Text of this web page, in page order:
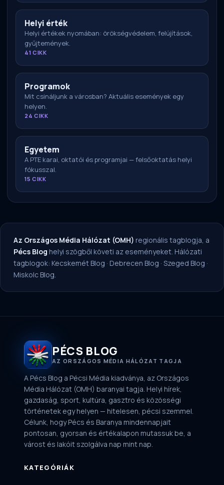
Helyi érték
Helyi értékek nyomában: örökségvédelem, felújítások,
gyűjtemények.
41 CIKK
Programok
Mit csináljunk a városban? Aktuális események egy
helyen.
24 CIKK
Egyetem
A PTE karai, oktatói és programjai — felsőoktatás helyi
fókusszal.
15 CIKK
Az Országos Média Hálózat (OMH) regionális tagblogja, a
Pécs Blog helyi szögből követi az eseményeket. Hálózati
tagblogok: Kecskemét Blog · Debrecen Blog · Szeged Blog ·
Miskolc Blog.
PÉCS BLOG
AZ ORSZÁGOS MÉDIA HÁLÓZAT TAGJA
A Pécs Blog a Pécsi Média kiadványa, az Országos
Média Hálózat (OMH) baranyai tagja. Helyi hírek,
gazdaság, sport, kultúra, gasztro és közösségi
történetek egy helyen — hitelesen, pécsi szemmel.
Célunk, hogy Pécs és Baranya mindennapjait
pontosan, gyorsan és értékalapon mutassuk be, a
várost és lakóit szolgálva nap mint nap.
KATEGÓRIÁK